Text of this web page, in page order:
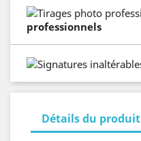
professionnels
Détails du produit